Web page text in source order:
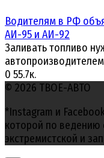
Водителям в РФ
АИ-95 и АИ-92
Заливать топливо
0 55.7к.
© 2026 ТВОЕ-АВТО
*Instagram и
которой по ведению
экстремистской и